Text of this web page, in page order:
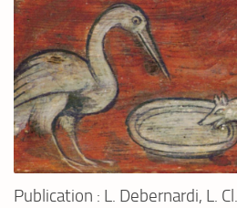
Publication : L. Debernardi, L.